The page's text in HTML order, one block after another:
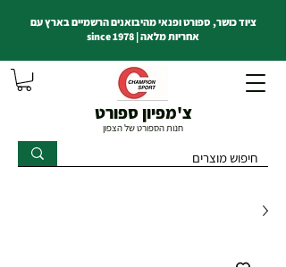
צ'מפיון ספורט
חנות הספורט של הצפון
ציוד כושר, ספורט ופנאי מהיבואנים הרשמיים בארץ עם
אחריות מלאה | since 1978